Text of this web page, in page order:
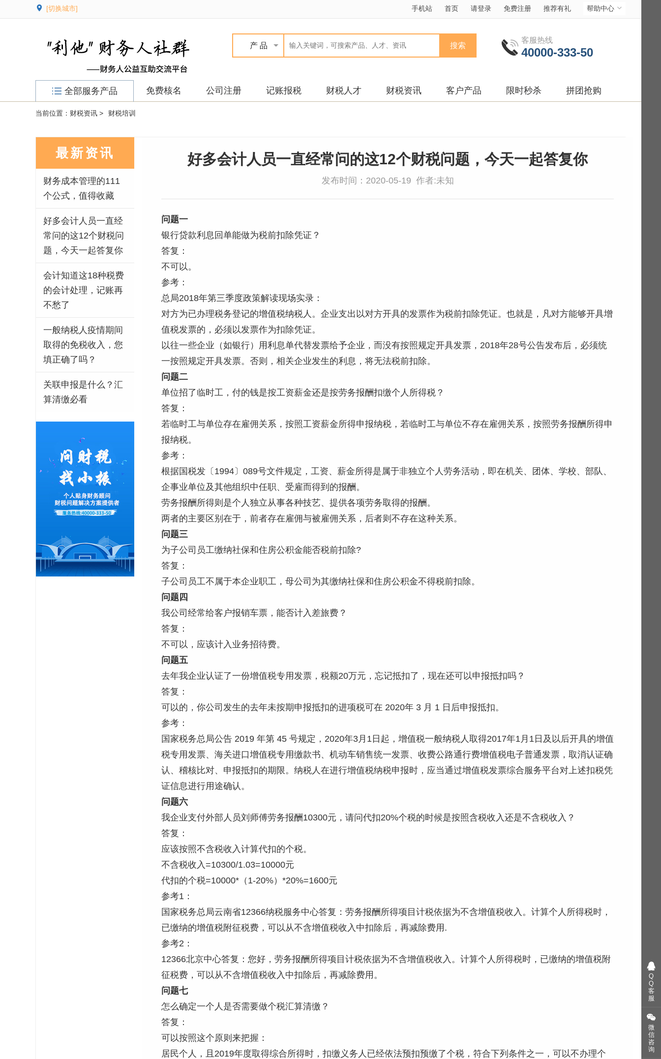
[切换城市] 手机站 首页 请登录 免费注册 推荐有礼 帮助中心
产 品 搜索
客服热线
40000-333-50
全部服务产品 免费核名 公司注册 记账报税 财税人才 财税资讯 客户产品 限时秒杀 拼团抢购
当前位置： 财税资讯 > 财税培训
最新资讯
财务成本管理的111
个公式，值得收藏
好多会计人员一直经
常问的这12个财税问
题，今天一起答复你
会计知道这18种税费
的会计处理，记账再
不愁了
一般纳税人疫情期间
取得的免税收入，您
填正确了吗？
关联申报是什么？汇
算清缴必看
好多会计人员一直经常问的这12个财税问题，今天一起答复你
发布时间：2020-05-19 作者:未知
问题一
银行贷款利息回单能做为税前扣除凭证？
答复：
不可以。
参考：
总局2018年第三季度政策解读现场实录：
对方为已办理税务登记的增值税纳税人。企业支出以对方开具的发票作为税前扣除凭证。也就是，凡对方能够开具增
值税发票的，必须以发票作为扣除凭证。
以往一些企业（如银行）用利息单代替发票给予企业，而没有按照规定开具发票，2018年28号公告发布后，必须统
一按照规定开具发票。否则，相关企业发生的利息，将无法税前扣除。
问题二
单位招了临时工，付的钱是按工资薪金还是按劳务报酬扣缴个人所得税？
答复：
若临时工与单位存在雇佣关系，按照工资薪金所得申报纳税，若临时工与单位不存在雇佣关系，按照劳务报酬所得申
报纳税。
参考：
根据国税发〔1994〕089号文件规定，工资、薪金所得是属于非独立个人劳务活动，即在机关、团体、学校、部队、
企事业单位及其他组织中任职、受雇而得到的报酬。
劳务报酬所得则是个人独立从事各种技艺、提供各项劳务取得的报酬。
两者的主要区别在于，前者存在雇佣与被雇佣关系，后者则不存在这种关系。
问题三
为子公司员工缴纳社保和住房公积金能否税前扣除?
答复：
子公司员工不属于本企业职工，母公司为其缴纳社保和住房公积金不得税前扣除。
问题四
我公司经常给客户报销车票，能否计入差旅费？
答复：
不可以，应该计入业务招待费。
问题五
去年我企业认证了一份增值税专用发票，税额20万元，忘记抵扣了，现在还可以申报抵扣吗？
答复：
可以的，你公司发生的去年未按期申报抵扣的进项税可在 2020年 3 月 1 日后申报抵扣。
参考：
国家税务总局公告 2019 年第 45 号规定，2020年3月1日起，增值税一般纳税人取得2017年1月1日及以后开具的增值
税专用发票、海关进口增值税专用缴款书、机动车销售统一发票、收费公路通行费增值税电子普通发票，取消认证确
认、稽核比对、申报抵扣的期限。纳税人在进行增值税纳税申报时，应当通过增值税发票综合服务平台对上述扣税凭
证信息进行用途确认。
问题六
我企业支付外部人员刘师傅劳务报酬10300元，请问代扣20%个税的时候是按照含税收入还是不含税收入？
答复：
应该按照不含税收入计算代扣的个税。
不含税收入=10300/1.03=10000元
代扣的个税=10000*（1-20%）*20%=1600元
参考1：
国家税务总局云南省12366纳税服务中心答复：劳务报酬所得项目计税依据为不含增值税收入。计算个人所得税时，
已缴纳的增值税附征税费，可以从不含增值税收入中扣除后，再减除费用.
参考2：
12366北京中心答复：您好，劳务报酬所得项目计税依据为不含增值税收入。计算个人所得税时，已缴纳的增值税附
征税费，可以从不含增值税收入中扣除后，再减除费用。
问题七
怎么确定一个人是否需要做个税汇算清缴？
答复：
可以按照这个原则来把握：
居民个人，且2019年度取得综合所得时，扣缴义务人已经依法预扣预缴了个税，符合下列条件之一，可以不办理个
Q
Q
客
服
微
信
咨
询